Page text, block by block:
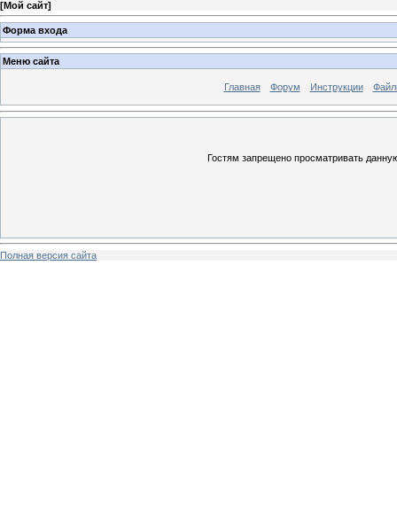
[Мой сайт]
Форма входа
Меню сайта
Главная Форум Инструкции
Гостям запрещено просматривать
Полная версия сайта